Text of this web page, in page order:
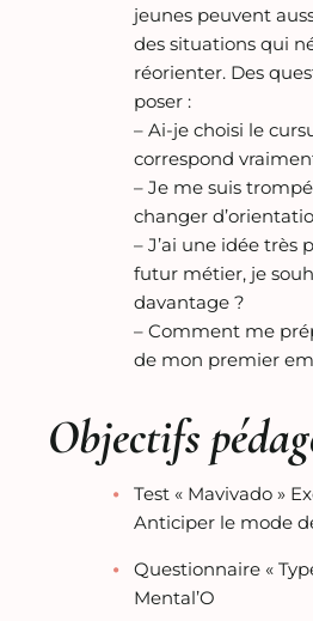
jeunes peuvent
des situations qui
réorienter. Des
poser :
– Ai-je choisi le
correspond
– Je me suis
changer
– J’ai une idée très
futur métier, je
davantage ?
– Comment me
de mon premier
Objectifs
Test « Mavivado »
Anticiper le mode
Questionnaire «
Mental’O